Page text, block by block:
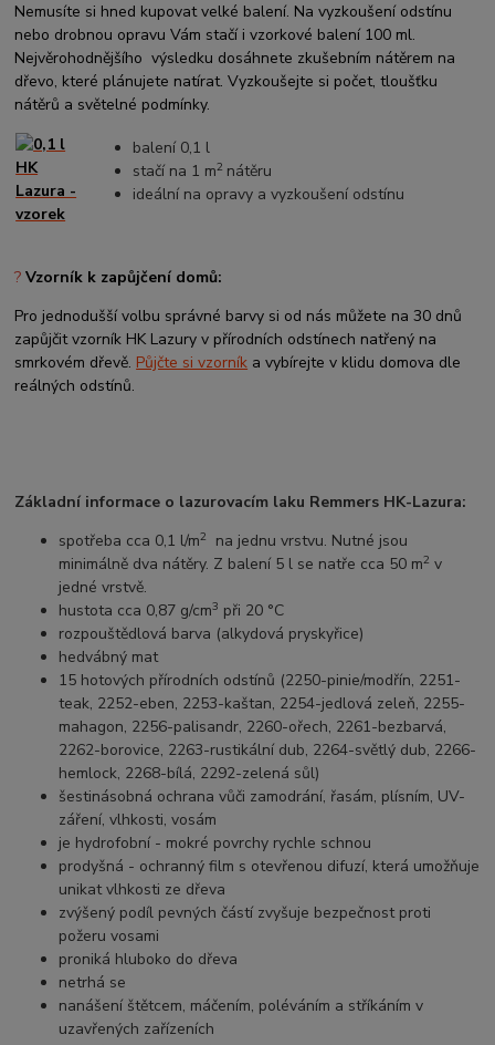
Nemusíte si hned kupovat velké balení. Na vyzkoušení odstínu
nebo drobnou opravu Vám stačí i vzorkové balení 100 ml.
Nejvěrohodnějšího výsledku dosáhnete zkušebním nátěrem na
dřevo, které plánujete natírat. Vyzkoušejte si počet, tloušťku
nátěrů a světelné podmínky.
balení 0,1 l
stačí na 1 m2 nátěru
ideální na opravy a vyzkoušení odstínu
?Vzorník k zapůjčení domů:
Pro jednodušší volbu správné barvy si od nás můžete na 30 dnů
zapůjčit vzorník HK Lazury v přírodních odstínech natřený na
smrkovém dřevě. Půjčte si vzorník a vybírejte v klidu domova dle
reálných odstínů.
Základní informace o lazurovacím laku Remmers HK-Lazura:
spotřeba cca 0,1 l/m2
na jednu vrstvu. Nutné jsou
minimálně dva nátěry. Z balení 5 l se natře cca 50 m2 v
jedné vrstvě.
hustota cca 0,87 g/cm3 při 20 °C
rozpouštědlová barva (alkydová pryskyřice)
hedvábný mat
15 hotových přírodních odstínů (2250-pinie/modřín, 2251-
teak, 2252-eben, 2253-kaštan, 2254-jedlová zeleň, 2255-
mahagon, 2256-palisandr, 2260-ořech, 2261-bezbarvá,
2262-borovice, 2263-rustikální dub, 2264-světlý dub, 2266-
hemlock, 2268-bílá, 2292-zelená sůl)
šestinásobná ochrana vůči zamodrání, řasám, plísním, UV-
záření, vlhkosti, vosám
je hydrofobní - mokré povrchy rychle schnou
prodyšná - ochranný film s otevřenou difuzí, která umožňuje
unikat vlhkosti ze dřeva
zvýšený podíl pevných částí zvyšuje bezpečnost proti
požeru vosami
proniká hluboko do dřeva
netrhá se
nanášení štětcem, máčením, poléváním a stříkáním v
uzavřených zařízeních